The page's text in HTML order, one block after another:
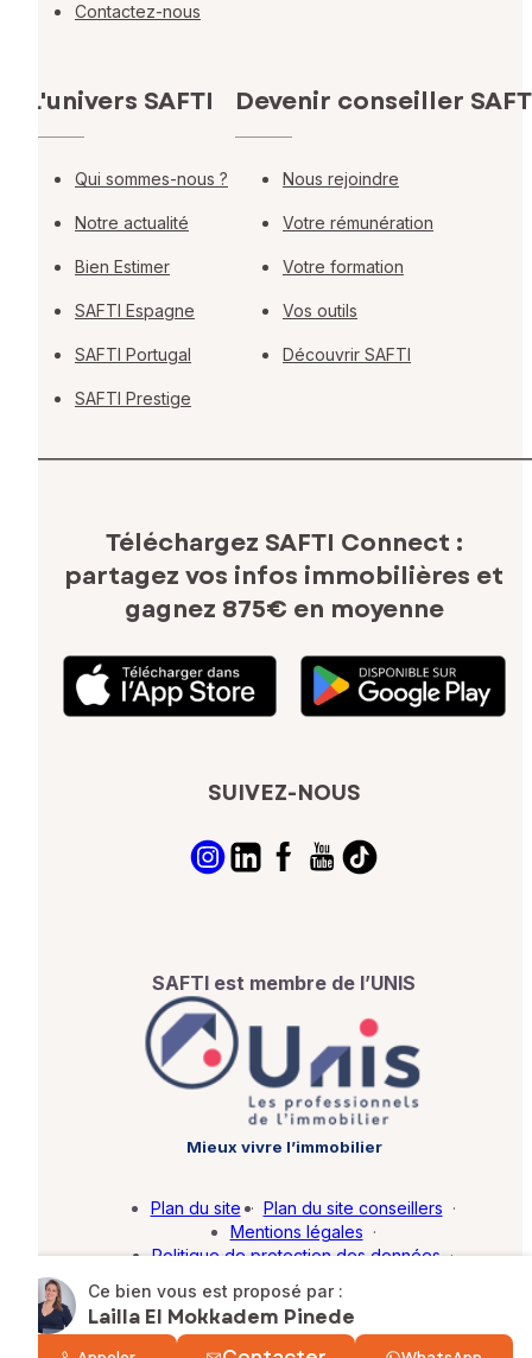
Ce bien vous est proposé par :
Lailla El Mokkadem Pinede
Contactez-nous
L'univers SAFTI
Qui sommes-nous ?
Notre actualité
Bien Estimer
SAFTI Espagne
SAFTI Portugal
SAFTI Prestige
Devenir conseiller
Nous rejoindre
Votre rémunération
Votre formation
Vos outils
Découvrir SAFTI
Téléchargez SAFTI Connect :
partagez vos infos immobilières et
gagnez 875€ en moyenne
SUIVEZ-NOUS
SAFTI est membre de l’UNIS
Mieux vivre l’immobilier
© SAFTI 2026. Tous droits réservés.
Plan du site · Plan du site conseillers ·
Mentions légales ·
Politique de protection des données ·